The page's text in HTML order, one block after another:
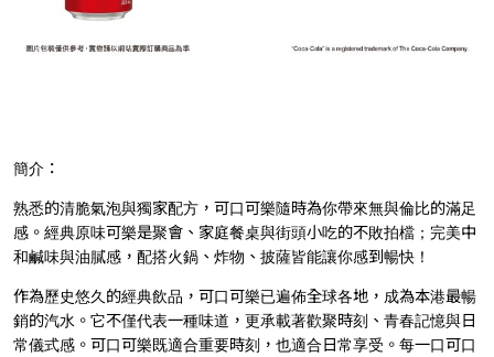
簡介：
熟悉的清脆氣泡與獨家配方，可口可樂隨時為你帶來無與倫比的滿足
感。經典原味可樂是聚會、家庭餐桌與街頭小吃的不敗拍檔；完美中
和鹹味與油膩感，配搭火鍋、炸物、披薩皆能讓你感到暢快！
作為歷史悠久的經典飲品，可口可樂已遍佈全球各地，成為本港最暢
銷的汽水。它不僅代表一種味道，更承載著歡聚時刻、青春記憶與日
常儀式感。可口可樂既適合重要時刻，也適合日常享受。每一口可口